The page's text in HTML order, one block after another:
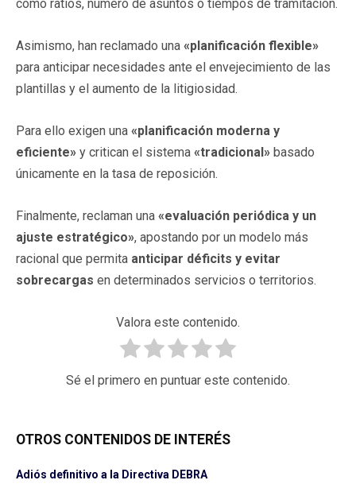
como ratios, número de asuntos o tiempos de tramitación.
Asimismo, han reclamado una «planificación flexible»
para anticipar necesidades ante el envejecimiento de las
plantillas y el aumento de la litigiosidad.
Para ello exigen una «planificación moderna y
eficiente» y critican el sistema «tradicional» basado
únicamente en la tasa de reposición.
Finalmente, reclaman una «evaluación periódica y un
ajuste estratégico», apostando por un modelo más
racional que permita anticipar déficits y evitar
sobrecargas en determinados servicios o territorios.
Valora este contenido.
Sé el primero en puntuar este contenido.
OTROS CONTENIDOS DE INTERÉS
Adiós definitivo a la Directiva DEBRA